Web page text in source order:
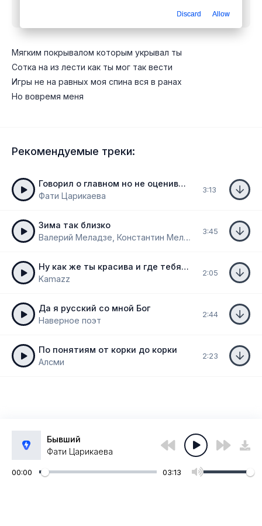
Мягким покрывалом которым укрывал ты
Сотка на из лести как ты мог так вести
Игры не на равных моя спина вся в ранах
Но вовремя меня
Рекомендуемые треки:
Говорил о главном но не оценивших
Фати Царикаева
3:13
Зима так близко
Валерий Меладзе, Константин Меладзе
3:45
Ну как же ты красива и где тебя носило
Kamazz
2:05
Да я русский со мной Бог
Наверное поэт
2:44
По понятиям от корки до корки
Алсми
2:23
Бывший
Фати Царикаева
00:00 03:13
Discard Allow